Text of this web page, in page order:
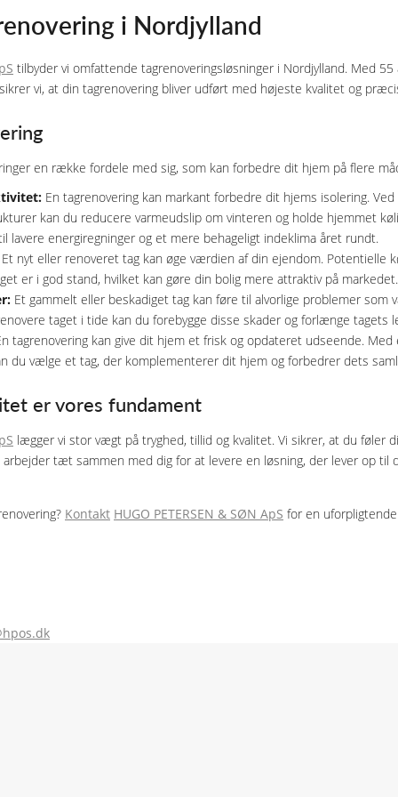
i Nordjylland
tilbyder vi omfattende tagrenoveringsløsninger i Nordjylland. Med
vi, at din tagrenovering bliver udført med højeste kvalitet og
en række fordele med sig, som kan forbedre dit hjem på flere
En tagrenovering kan markant forbedre dit hjems isolering.
kan du reducere varmeudslip om vinteren og holde hjemmet
lavere energiregninger og et mere behageligt indeklima året rundt.
Et nyt eller renoveret tag kan øge værdien af din ejendom. Potentielle
er i god stand, hvilket kan gøre din bolig mere attraktiv på markedet.
Et gammelt eller beskadiget tag kan føre til alvorlige problemer som
taget i tide kan du forebygge disse skader og forlænge tagets
tagrenovering kan give dit hjem et frisk og opdateret udseende. Med
du vælge et tag, der komplementerer dit hjem og forbedrer dets
er vores fundament
lægger vi stor vægt på tryghed, tillid og kvalitet. Vi sikrer, at du føler
arbejder tæt sammen med dig for at levere en løsning, der lever op til
Kontakt HUGO PETERSEN & SØN ApS for en